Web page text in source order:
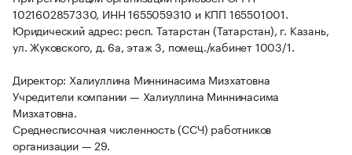
1021602857330, ИНН 1655059310 и КПП 165501001.
Юридический адрес: респ. Татарстан (Татарстан), г. Казань,
ул. Жуковского, д. 6а, этаж 3, помещ./кабинет 1003/1.
Директор: Халиуллина Миннинасима Мизхатовна
Учредители компании — Халиуллина Миннинасима
Мизхатовна.
Среднесписочная численность (ССЧ) работников
организации — 29.